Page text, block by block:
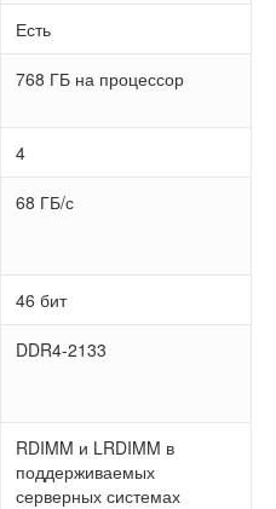
Есть
768 ГБ на процессор
4
68 ГБ/с
46 бит
DDR4-2133
RDIMM и LRDIMM в
поддерживаемых
серверных системах